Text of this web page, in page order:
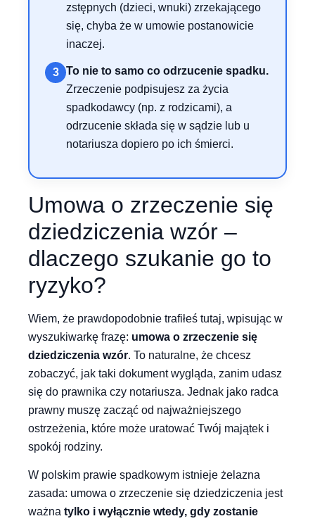
zstępnych (dzieci, wnuki) zrzekającego
się, chyba że w umowie postanowicie
inaczej.
3
To nie to samo co odrzucenie spadku.
Zrzeczenie podpisujesz za życia
spadkodawcy (np. z rodzicami), a
odrzucenie składa się w sądzie lub u
notariusza dopiero po ich śmierci.
Umowa o zrzeczenie się
dziedziczenia wzór –
dlaczego szukanie go to
ryzyko?
Wiem, że prawdopodobnie trafiłeś tutaj, wpisując w
wyszukiwarkę frazę: umowa o zrzeczenie się
dziedziczenia wzór. To naturalne, że chcesz
zobaczyć, jak taki dokument wygląda, zanim udasz
się do prawnika czy notariusza. Jednak jako radca
prawny muszę zacząć od najważniejszego
ostrzeżenia, które może uratować Twój majątek i
spokój rodziny.
W polskim prawie spadkowym istnieje żelazna
zasada: umowa o zrzeczenie się dziedziczenia jest
ważna tylko i wyłącznie wtedy, gdy zostanie